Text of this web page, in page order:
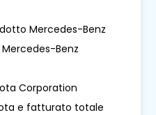
Mercedes-Benz
Benz
Corporation
e fatturato totale